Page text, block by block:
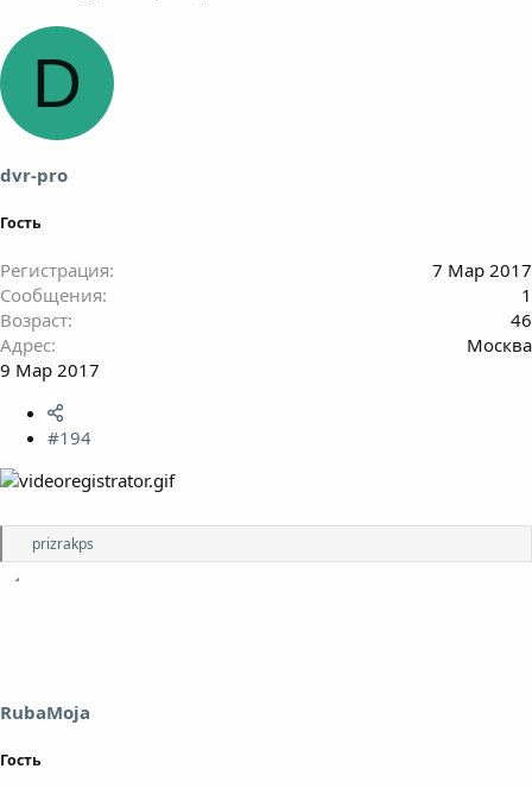
D
dvr-pro
Гость
Регистрация
7 Мар 2017
Сообщения
1
Возраст
46
Адрес
Москва
9 Мар 2017
#194
Р
е
prizrakps
RubaMoja
Гость